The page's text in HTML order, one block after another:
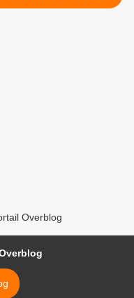
L'AFFICHE... Raymond
Overblog